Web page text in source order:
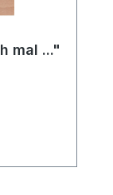
mal ..."